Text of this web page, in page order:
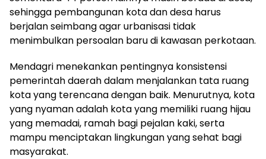
sehingga pembangunan kota dan desa harus
berjalan seimbang agar urbanisasi tidak
menimbulkan persoalan baru di kawasan perkotaan.
Mendagri menekankan pentingnya konsistensi
pemerintah daerah dalam menjalankan tata ruang
kota yang terencana dengan baik. Menurutnya, kota
yang nyaman adalah kota yang memiliki ruang hijau
yang memadai, ramah bagi pejalan kaki, serta
mampu menciptakan lingkungan yang sehat bagi
masyarakat.